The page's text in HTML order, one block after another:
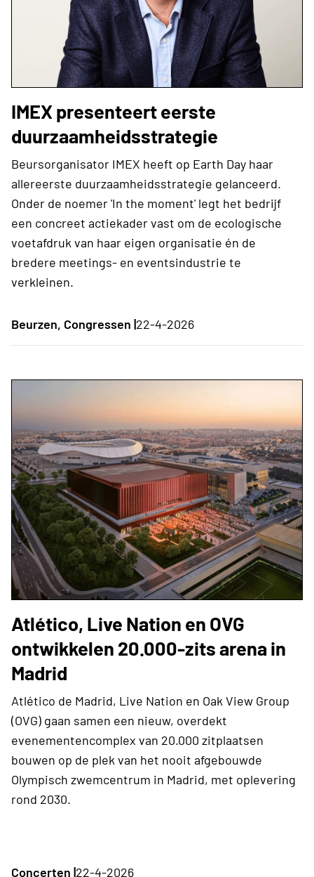
IMEX presenteert eerste
duurzaamheidsstrategie
Beursorganisator IMEX heeft op Earth Day haar
allereerste duurzaamheidsstrategie gelanceerd.
Onder de noemer 'In the moment' legt het bedrijf
een concreet actiekader vast om de ecologische
voetafdruk van haar eigen organisatie én de
bredere meetings- en eventsindustrie te
verkleinen.
Beurzen, Congressen |22-4-2026
Atlético, Live Nation en OVG
ontwikkelen 20.000-zits arena in
Madrid
Atlético de Madrid, Live Nation en Oak View Group
(OVG) gaan samen een nieuw, overdekt
evenementencomplex van 20.000 zitplaatsen
bouwen op de plek van het nooit afgebouwde
Olympisch zwemcentrum in Madrid, met oplevering
rond 2030.
Concerten |22-4-2026